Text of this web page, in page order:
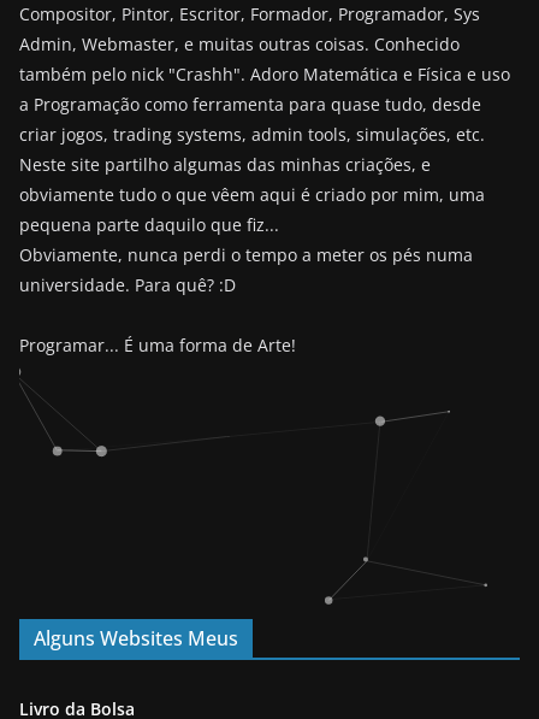
Compositor, Pintor, Escritor, Formador, Programador, Sys
Admin, Webmaster, e muitas outras coisas. Conhecido
também pelo nick "Crashh". Adoro Matemática e Física e uso
a Programação como ferramenta para quase tudo, desde
criar jogos, trading systems, admin tools, simulações, etc.
Neste site partilho algumas das minhas criações, e
obviamente tudo o que vêem aqui é criado por mim, uma
pequena parte daquilo que fiz...
Obviamente, nunca perdi o tempo a meter os pés numa
universidade. Para quê? :D
Programar... É uma forma de Arte!
Alguns Websites Meus
Livro da Bolsa